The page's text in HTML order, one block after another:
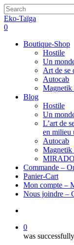
Eko-Taïga
0
Boutique-Shop
Hostile
Un
Art de se
Autocab
Magnetik
Blog
Hostile
Un
L’art de
en milieu
Autocab
Magnetik
Commande –
Panier-Cart
Mon compte –
Nous joindre –
0
was